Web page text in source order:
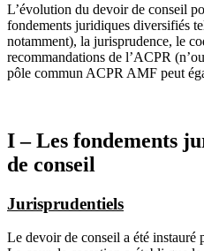
L’évolution du devoir de conseil
fondements juridiques diversifiés
notamment), la jurisprudence, le
recommandations de l’ACPR
pôle commun ACPR AMF peut
I – Les fondements
de conseil
Jurisprudentiels
Le devoir de conseil a été instauré